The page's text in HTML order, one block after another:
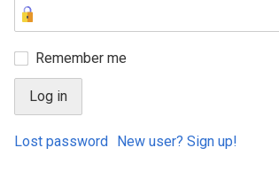
Remember me
Lost password New user? Sign up!